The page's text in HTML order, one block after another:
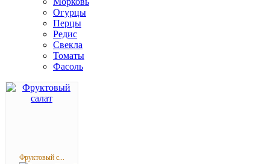
Огурцы
Перцы
Редис
Свекла
Томаты
Фасоль
Фруктовый с...